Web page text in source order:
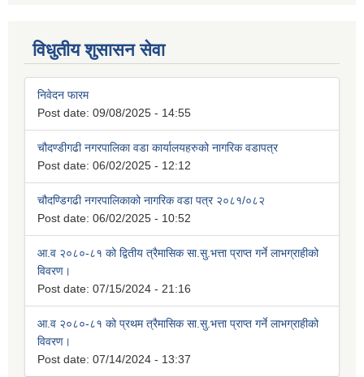
विधुतीय शुसासन सेवा
निवेदन फारम
Post date: 09/08/2025 - 14:55
चौदण्डीगढी नगरपालिका वडा कार्यालयहरुको नागरिक वडापत्र
Post date: 06/02/2025 - 12:12
चौदण्डिगढी नगरपालिकाको नागरिक वडा पत्र २०८१/०८२
Post date: 06/02/2025 - 10:52
आ.व २०८०-८१ को द्वितीय त्रैमासिक सा.सु.भत्ता प्राप्त गर्ने लाभग्राहीको
विवरण।
Post date: 07/15/2024 - 21:16
आ.व २०८०-८१ को प्रथम त्रैमासिक सा.सु.भत्ता प्राप्त गर्ने लाभग्राहीको
विवरण।
Post date: 07/14/2024 - 13:37